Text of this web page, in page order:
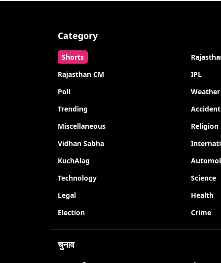
Category
Shorts
Rajasthan CM
IPL
Poll
Weather
Trending
Accident
Miscellaneous
Religion
Vidhan Sabha
KuchAlag
Technology
Science
Legal
Health
Election
Crime
चुनाव